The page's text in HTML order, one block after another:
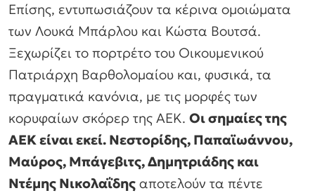
Επίσης, εντυπωσιάζουν τα κέρινα ομοιώματα
των Λουκά Μπάρλου και Κώστα Βουτσά.
Ξεχωρίζει το πορτρέτο του Οικουμενικού
Πατριάρχη Βαρθολομαίου και, φυσικά, τα
πραγματικά κανόνια, με τις μορφές των
κορυφαίων σκόρερ της ΑΕΚ. Οι σημαίες της
ΑΕΚ είναι εκεί. Νεστορίδης, Παπαϊωάννου,
Μαύρος, Μπάγεβιτς, Δημητριάδης και
Ντέμης Νικολαΐδης αποτελούν τα πέντε